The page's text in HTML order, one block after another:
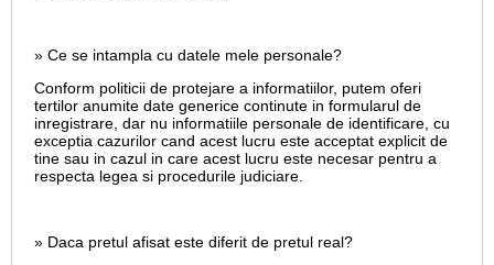
» Ce se intampla cu datele mele personale?
Conform politicii de protejare a informatiilor, putem oferi
tertilor anumite date generice continute in formularul de
inregistrare, dar nu informatiile personale de identificare, cu
exceptia cazurilor cand acest lucru este acceptat explicit de
tine sau in cazul in care acest lucru este necesar pentru a
respecta legea si procedurile judiciare.
» Daca pretul afisat este diferit de pretul real?